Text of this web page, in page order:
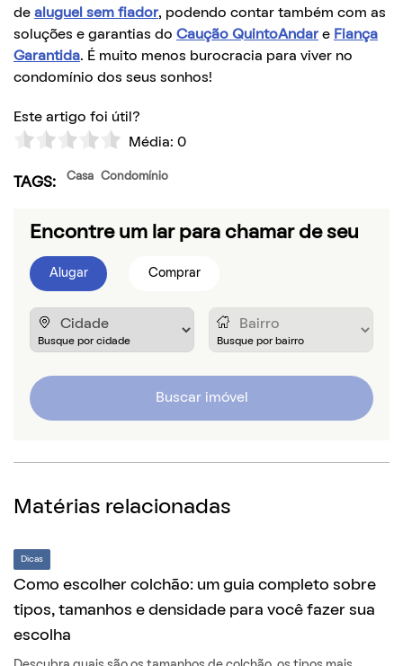
de aluguel sem fiador, podendo contar também com as
soluções e garantias do Caução QuintoAndare Fiança
Garantida. É muito menos burocracia para viver no
condomínio dos seus sonhos!
Este artigo foi útil?
Média: 0
TAGS: Casa Condomínio
Encontre um lar para chamar de seu
Alugar Comprar
Buscar imóvel
Matérias relacionadas
Dicas
Como escolher colchão: um guia completo sobre
tipos, tamanhos e densidade para você fazer sua
escolha